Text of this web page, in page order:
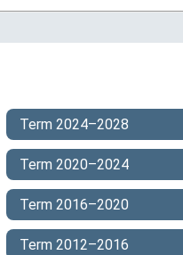
Term 2024–2028
Term 2020–2024
Term 2016–2020
Term 2012–2016